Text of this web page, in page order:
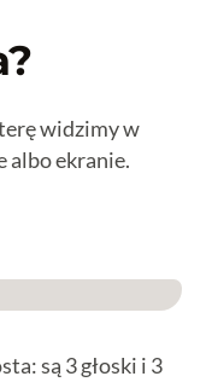
widzimy w
albo ekranie.
są 3 głoski i 3